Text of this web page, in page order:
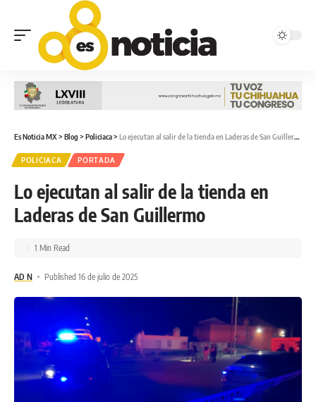
Es Noticia MX> Blog > Policiaca> Lo ejecutan al salir de la tienda en Laderas de San Guillermo
POLICIACA PORTADA
Lo ejecutan al salir de la tienda en
Laderas de San Guillermo
AD N Published 16 de julio de 2025
1 Min Read